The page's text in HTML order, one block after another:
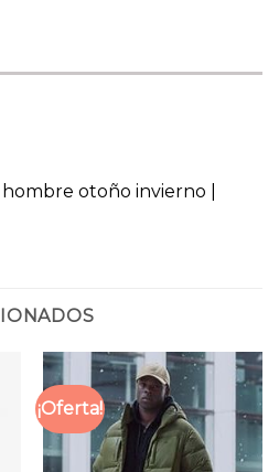
otoño invierno |
¡Oferta!